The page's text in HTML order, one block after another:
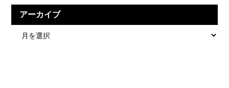
アーカイブ